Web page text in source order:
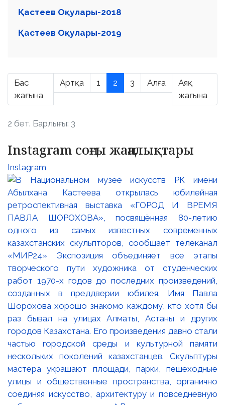
Қастеев Оқулары-2018
Қастеев Оқулары-2019
Бас
жағына
Артқа 1 2 3 Алға
Аяқ
жағына
2 бет. Барлығы: 3
Instagram соңғы жаңалықтары
Instagram